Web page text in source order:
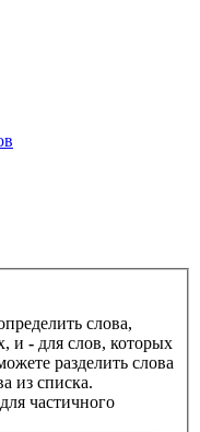
слова,
и - для слов, которых
разделить слова
из списка.
частичного